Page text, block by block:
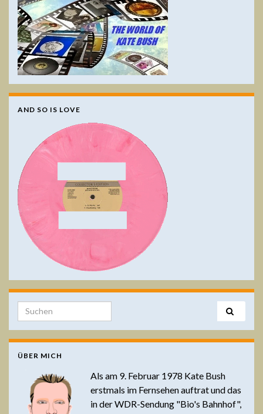
AND SO IS LOVE
Search for:
ÜBER MICH
Als am 9. Februar 1978 Kate Bush
erstmals im Fernsehen auftrat und das
in der WDR-Sendung "Bio's Bahnhof",